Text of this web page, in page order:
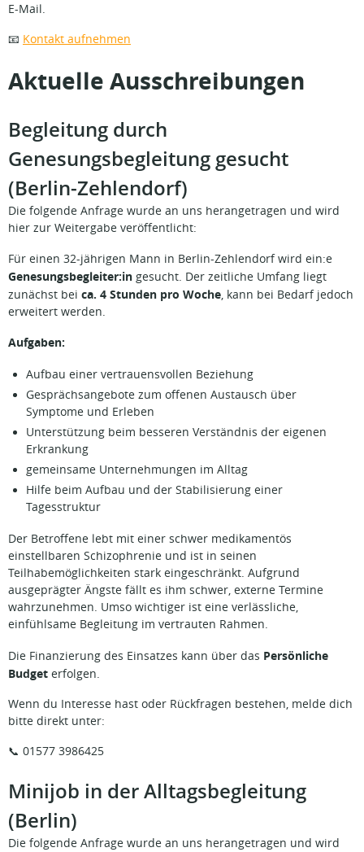
E-Mail.
📧 Kontakt aufnehmen
Aktuelle Ausschreibungen
Begleitung durch
Genesungsbegleitung gesucht
(Berlin-Zehlendorf)
Die folgende Anfrage wurde an uns herangetragen und wird
hier zur Weitergabe veröffentlicht:
Für einen 32-jährigen Mann in Berlin-Zehlendorf wird ein:e
Genesungsbegleiter:in gesucht. Der zeitliche Umfang liegt
zunächst bei ca. 4 Stunden pro Woche , kann bei Bedarf jedoch
erweitert werden.
Aufgaben:
Aufbau einer vertrauensvollen Beziehung
Gesprächsangebote zum offenen Austausch über
Symptome und Erleben
Unterstützung beim besseren Verständnis der eigenen
Erkrankung
gemeinsame Unternehmungen im Alltag
Hilfe beim Aufbau und der Stabilisierung einer
Tagesstruktur
Der Betroffene lebt mit einer schwer medikamentös
einstellbaren Schizophrenie und ist in seinen
Teilhabemöglichkeiten stark eingeschränkt. Aufgrund
ausgeprägter Ängste fällt es ihm schwer, externe Termine
wahrzunehmen. Umso wichtiger ist eine verlässliche,
einfühlsame Begleitung im vertrauten Rahmen.
Die Finanzierung des Einsatzes kann über das Persönliche
Budget erfolgen.
Wenn du Interesse hast oder Rückfragen bestehen, melde dich
bitte direkt unter:
📞 01577 3986425
Minijob in der Alltagsbegleitung
(Berlin)
Die folgende Anfrage wurde an uns herangetragen und wird